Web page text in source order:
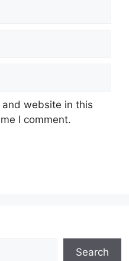
and website in this
I comment.
Search